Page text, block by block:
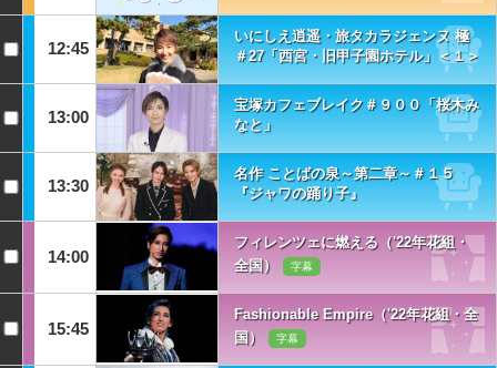
12:45
いにしえ逍遥・旅タカラジェンヌ 極
＃27「西宮・旧甲子園ホテル」＜１＞
13:00
宝塚カフェブレイク＃９００「桜木み
なと」
13:30
名作 ことばの泉～第二章～＃１５
『ジャワの踊り子』
14:00
フィレンツェに燃える（'22年花組・
全国）
字幕
15:45
Fashionable Empire（'22年花組・全
国）
字幕